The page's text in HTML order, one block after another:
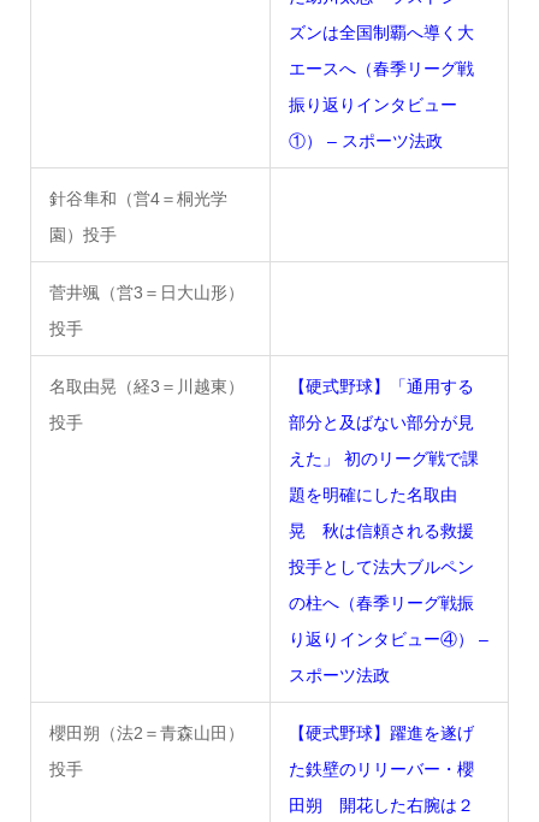
ズンは全国制覇へ導く大
エースへ（春季リーグ戦
振り返りインタビュー
①） – スポーツ法政
針谷隼和（営4＝桐光学
園）投手
菅井颯（営3＝日大山形）
投手
名取由晃（経3＝川越東）
投手
【硬式野球】「通用する
部分と及ばない部分が見
えた」 初のリーグ戦で課
題を明確にした名取由
晃 秋は信頼される救援
投手として法大ブルペン
の柱へ（春季リーグ戦振
り返りインタビュー④） –
スポーツ法政
櫻田朔（法2＝青森山田）
投手
【硬式野球】躍進を遂げ
た鉄壁のリリーバー・櫻
田朔 開花した右腕は２